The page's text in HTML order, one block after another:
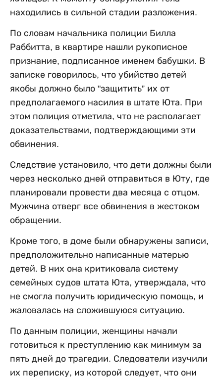
находились в сильной стадии разложения.
По словам начальника полиции Билла
Раббитта, в квартире нашли рукописное
признание, подписанное именем бабушки. В
записке говорилось, что убийство детей
якобы должно было "защитить” их от
предполагаемого насилия в штате Юта. При
этом полиция отметила, что не располагает
доказательствами, подтверждающими эти
обвинения.
Следствие установило, что дети должны были
через несколько дней отправиться в Юту, где
планировали провести два месяца с отцом.
Мужчина отверг все обвинения в жестоком
обращении.
Кроме того, в доме были обнаружены записи,
предположительно написанные матерью
детей. В них она критиковала систему
семейных судов штата Юта, утверждала, что
не смогла получить юридическую помощь, и
жаловалась на сложившуюся ситуацию.
По данным полиции, женщины начали
готовиться к преступлению как минимум за
пять дней до трагедии. Следователи изучили
их переписку, из которой следует, что они